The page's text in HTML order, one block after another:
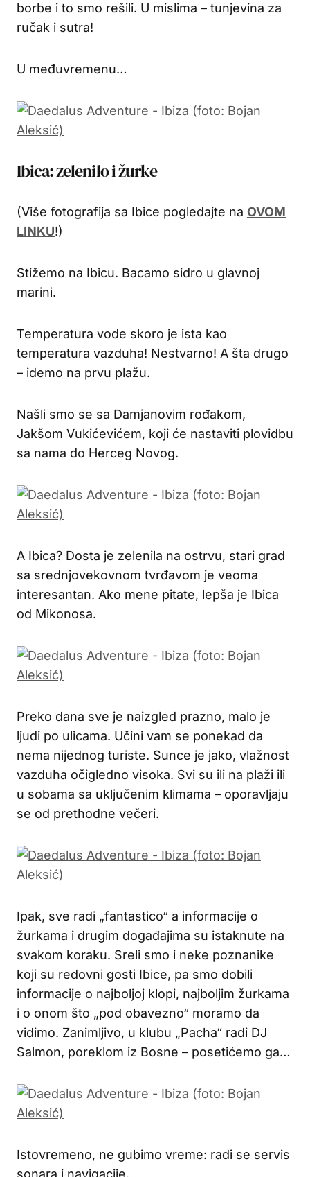
borbe i to smo rešili. U mislima – tunjevina za
ručak i sutra!
U međuvremenu…
Ibica: zelenilo i žurke
(Više fotografija sa Ibice pogledajte na OVOM
LINKU!)
Stižemo na Ibicu. Bacamo sidro u glavnoj
marini.
Temperatura vode skoro je ista kao
temperatura vazduha! Nestvarno! A šta drugo
– idemo na prvu plažu.
Našli smo se sa Damjanovim rođakom,
Jakšom Vukićevićem, koji će nastaviti plovidbu
sa nama do Herceg Novog.
A Ibica? Dosta je zelenila na ostrvu, stari grad
sa srednjovekovnom tvrđavom je veoma
interesantan. Ako mene pitate, lepša je Ibica
od Mikonosa.
Preko dana sve je naizgled prazno, malo je
ljudi po ulicama. Učini vam se ponekad da
nema nijednog turiste. Sunce je jako, vlažnost
vazduha očigledno visoka. Svi su ili na plaži ili
u sobama sa uključenim klimama – oporavljaju
se od prethodne večeri.
Ipak, sve radi „fantastico“ a informacije o
žurkama i drugim događajima su istaknute na
svakom koraku. Sreli smo i neke poznanike
koji su redovni gosti Ibice, pa smo dobili
informacije o najboljoj klopi, najboljim žurkama
i o onom što „pod obavezno“ moramo da
vidimo. Zanimljivo, u klubu „Pacha“ radi DJ
Salmon, poreklom iz Bosne – posetićemo ga…
Istovremeno, ne gubimo vreme: radi se servis
sonara i navigacije.